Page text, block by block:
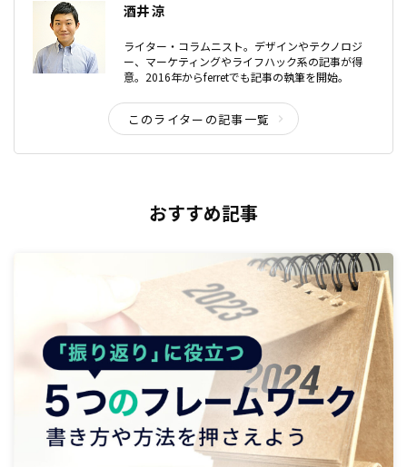
酒井 涼
ライター・コラムニスト。デザインやテクノロジ
ー、マーケティングやライフハック系の記事が得
意。2016年からferretでも記事の執筆を開始。
このライターの記事一覧
おすすめ記事